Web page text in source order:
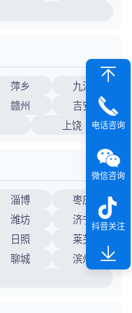
萍乡
九江
赣州
吉安
上饶
淄博
枣庄
潍坊
济宁
日照
莱芜
聊城
滨州
电话咨询
微信咨询
抖音关注